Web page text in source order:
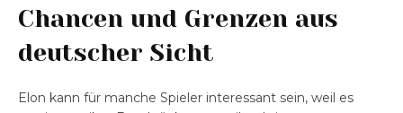
Chancen und Grenzen aus
deutscher Sicht
Elon kann für manche Spieler interessant sein, weil es